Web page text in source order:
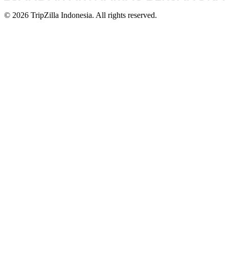
© 2026 TripZilla Indonesia. All rights reserved.